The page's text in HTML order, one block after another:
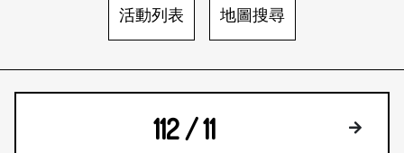
活動列表 地圖搜尋
112 / 11 下個月